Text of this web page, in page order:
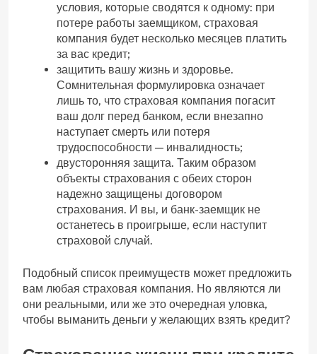
условия, которые сводятся к одному: при
потере работы заемщиком, страховая
компания будет несколько месяцев платить
за вас кредит;
защитить вашу жизнь и здоровье.
Сомнительная формулировка означает
лишь то, что страховая компания погасит
ваш долг перед банком, если внезапно
наступает смерть или потеря
трудоспособности — инвалидность;
двусторонняя защита. Таким образом
объекты страхования с обеих сторон
надежно защищены договором
страхования. И вы, и банк-заемщик не
останетесь в проигрыше, если наступит
страховой случай.
Подобный список преимуществ может предложить
вам любая страховая компания. Но являются ли
они реальными, или же это очередная уловка,
чтобы выманить деньги у желающих взять кредит?